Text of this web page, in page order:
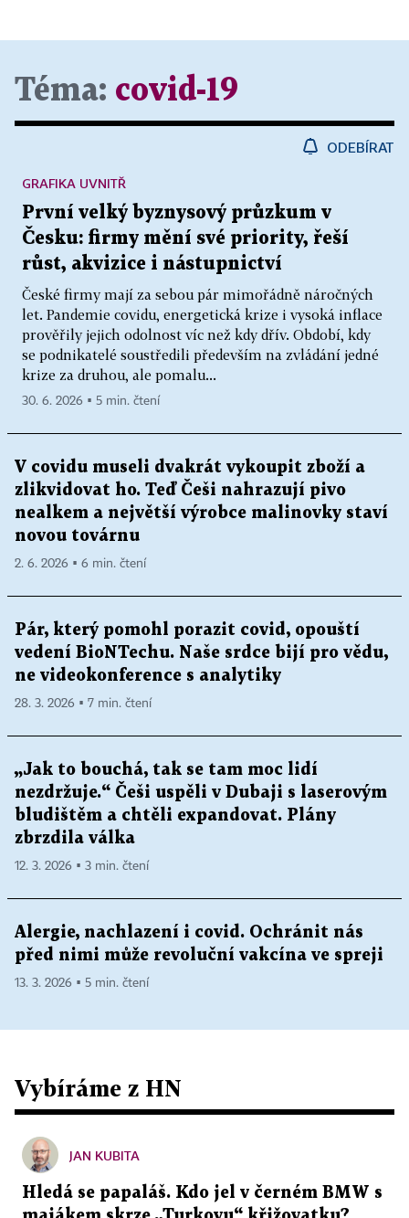
Téma: covid-19
ODEBÍRAT
První velký byznysový průzkum v
Česku: firmy mění své priority, řeší
růst, akvizice i nástupnictví
České firmy mají za sebou pár mimořádně náročných
let. Pandemie covidu, energetická krize i vysoká inflace
prověřily jejich odolnost víc než kdy dřív. Období, kdy
se podnikatelé soustředili především na zvládání jedné
krize za druhou, ale pomalu...
GRAFIKA UVNITŘ
30. 6. 2026 ▪ 5 min. čtení
V covidu museli dvakrát vykoupit zboží a
zlikvidovat ho. Teď Češi nahrazují pivo
nealkem a největší výrobce malinovky staví
novou továrnu
2. 6. 2026 ▪ 6 min. čtení
Pár, který pomohl porazit covid, opouští
vedení BioNTechu. Naše srdce bijí pro vědu,
ne videokonference s analytiky
28. 3. 2026 ▪ 7 min. čtení
„Jak to bouchá, tak se tam moc lidí
nezdržuje.“ Češi uspěli v Dubaji s laserovým
bludištěm a chtěli expandovat. Plány
zbrzdila válka
12. 3. 2026 ▪ 3 min. čtení
Alergie, nachlazení i covid. Ochránit nás
před nimi může revoluční vakcína ve spreji
13. 3. 2026 ▪ 5 min. čtení
Vybíráme z HN
JAN KUBITA
Hledá se papaláš. Kdo jel v černém BMW s